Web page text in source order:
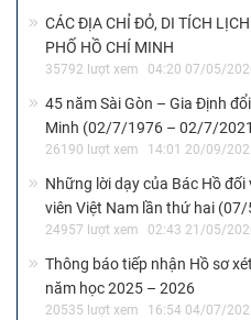
CÁC ĐỊA CHỈ ĐỎ, DI TÍCH
PHỐ HỒ CHÍ MINH
35792 lượt xem 04:20 07/05/
45 năm Sài Gòn – Gia Định
Minh (02/7/1976 – 02/7/
26190 lượt xem 14:01 20/09/
Những lời dạy của Bác Hồ
viên Việt Nam lần thứ hai
24957 lượt xem 02:43 21/05/
Thông báo tiếp nhận Hồ sơ
năm học 2025 – 2026
20535 lượt xem 16:54 04/07/